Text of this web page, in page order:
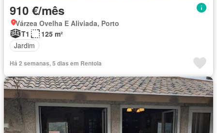
910 €/mês
Várzea Ovelha E Aliviada, Porto
T1
125 m²
Jardim
Há 2 semanas, 5 dias em Rentola